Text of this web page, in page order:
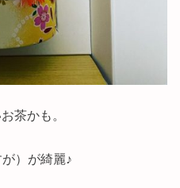
茶かも。
）が綺麗♪